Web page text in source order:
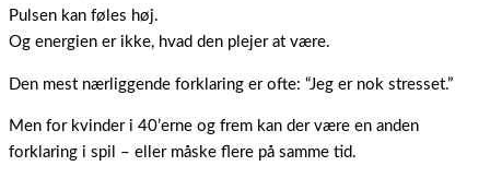
Pulsen kan føles høj.
Og energien er ikke, hvad den plejer at være.
Den mest nærliggende forklaring er ofte: “Jeg er nok stresset.”
Men for kvinder i 40’erne og frem kan der være en anden
forklaring i spil – eller måske flere på samme tid.